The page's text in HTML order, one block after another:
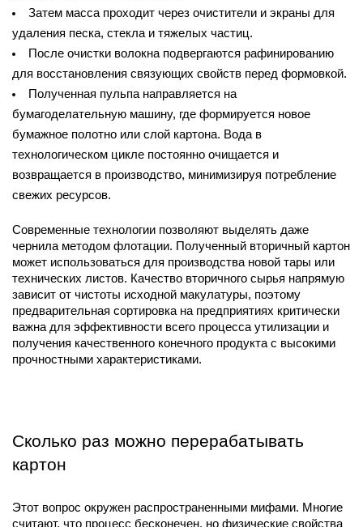
Затем масса проходит через очистители и экраны для
удаления песка, стекла и тяжелых частиц.
После очистки волокна подвергаются рафинированию
для восстановления связующих свойств перед формовкой.
Полученная пульпа направляется на
бумагоделательную машину, где формируется новое
бумажное полотно или слой картона. Вода в
технологическом цикле постоянно очищается и
возвращается в производство, минимизируя потребление
свежих ресурсов.
Современные технологии позволяют выделять даже
чернила методом флотации. Полученный вторичный картон
может использоваться для производства новой тары или
технических листов. Качество вторичного сырья напрямую
зависит от чистоты исходной макулатуры, поэтому
предварительная сортировка на предприятиях критически
важна для эффективности всего процесса утилизации и
получения качественного конечного продукта с высокими
прочностными характеристиками.
Сколько раз можно перерабатывать
картон
Этот вопрос окружен распространенными мифами. Многие
считают, что процесс бесконечен, но физические свойства